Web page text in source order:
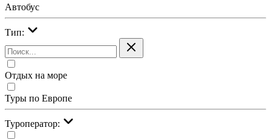
Автобус
Тип:
Отдых на море
Туры по Европе
Туроператор: